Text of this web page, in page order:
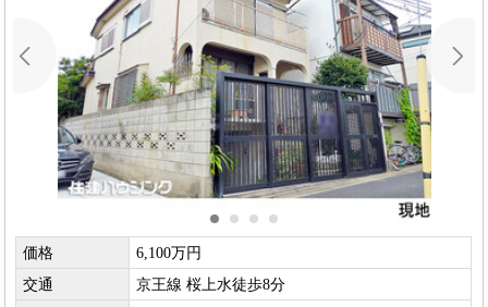
価格
6,100万円
交通
京王線 桜上水徒歩8分